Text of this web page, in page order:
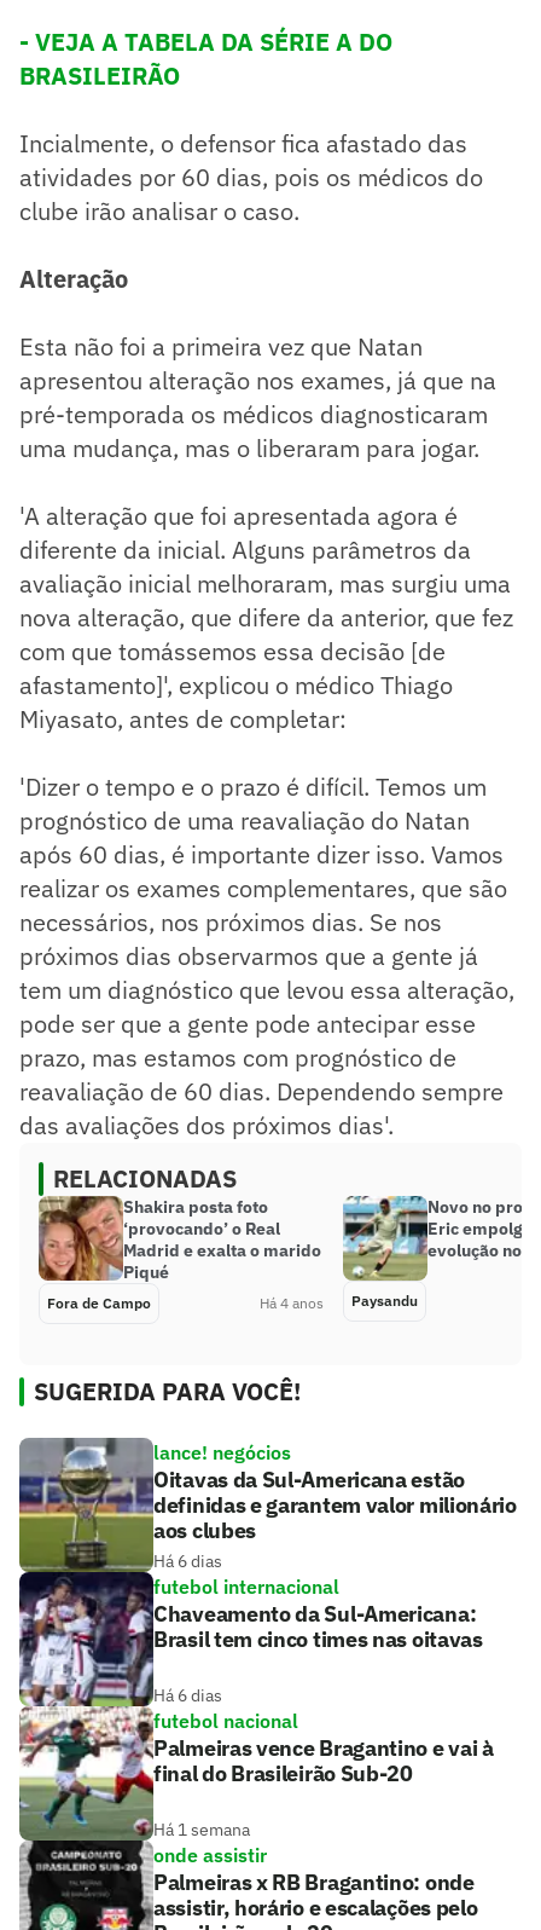
- VEJA A TABELA DA SÉRIE A DO
BRASILEIRÃO
Incialmente, o defensor fica afastado das
atividades por 60 dias, pois os médicos do
clube irão analisar o caso.
Alteração
Esta não foi a primeira vez que Natan
apresentou alteração nos exames, já que na
pré-temporada os médicos diagnosticaram
uma mudança, mas o liberaram para jogar.
'A alteração que foi apresentada agora é
diferente da inicial. Alguns parâmetros da
avaliação inicial melhoraram, mas surgiu uma
nova alteração, que difere da anterior, que fez
com que tomássemos essa decisão [de
afastamento]', explicou o médico Thiago
Miyasato, antes de completar:
'Dizer o tempo e o prazo é difícil. Temos um
prognóstico de uma reavaliação do Natan
após 60 dias, é importante dizer isso. Vamos
realizar os exames complementares, que são
necessários, nos próximos dias. Se nos
próximos dias observarmos que a gente já
tem um diagnóstico que levou essa alteração,
pode ser que a gente pode antecipar esse
prazo, mas estamos com prognóstico de
reavaliação de 60 dias. Dependendo sempre
das avaliações dos próximos dias'.
RELACIONADAS
Shakira posta foto
‘provocando’ o Real
Madrid e exalta o marido
Piqué
Fora de Campo Há 4 anos
Novo no
Eric empolga
evolução no
Paysandu
SUGERIDA PARA VOCÊ!
lance! negócios
Oitavas da Sul-Americana estão
definidas e garantem valor milionário
aos clubes
Há 6 dias
futebol internacional
Chaveamento da Sul-Americana:
Brasil tem cinco times nas oitavas
Há 6 dias
futebol nacional
Palmeiras vence Bragantino e vai à
final do Brasileirão Sub-20
Há 1 semana
onde assistir
Palmeiras x RB Bragantino: onde
assistir, horário e escalações pelo